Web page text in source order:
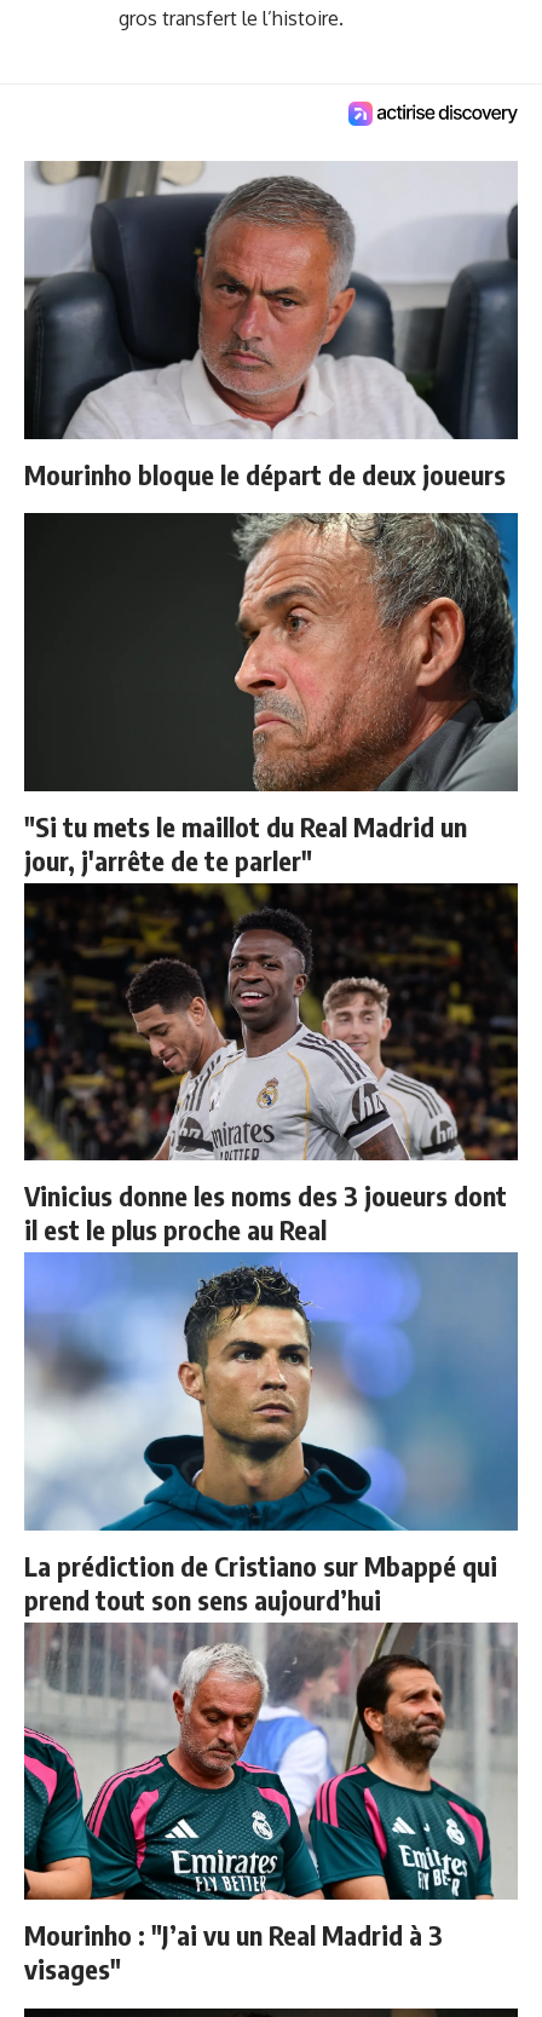
gros transfert le l’histoire.
Mourinho bloque le départ de deux joueurs
"Si tu mets le maillot du Real Madrid un
jour, j'arrête de te parler"
Vinicius donne les noms des 3 joueurs dont
il est le plus proche au Real
La prédiction de Cristiano sur Mbappé qui
prend tout son sens aujourd’hui
Mourinho : "J’ai vu un Real Madrid à 3
visages"